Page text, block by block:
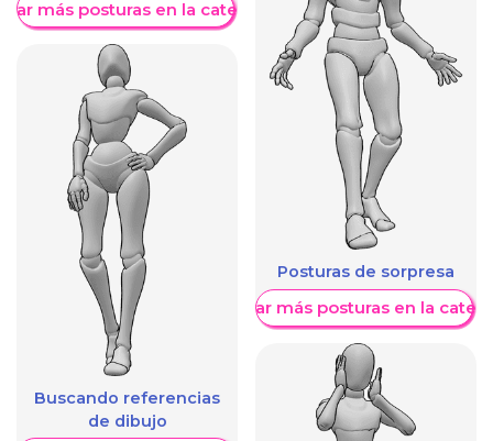
más posturas en la categoría
Buscando referencias
de dibujo
Posturas de sorpresa
Mostrar más posturas en la